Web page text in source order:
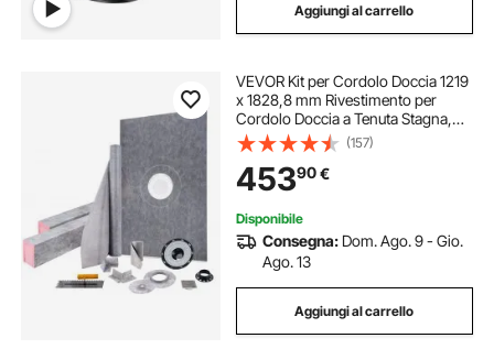
Aggiungi al carrello
VEVOR Kit per Cordolo Doccia 1219
x 1828,8 mm Rivestimento per
Cordolo Doccia a Tenuta Stagna,
con Flangia di Collegamento
Centrale 10 cm Griglia in Acciaio
Inossidabile 10 cm per La Vasca da
Bagno
(157)
45390€
Disponibile
Consegna: Dom. Ago. 9 - Gio.
Ago. 13
Aggiungi al carrello